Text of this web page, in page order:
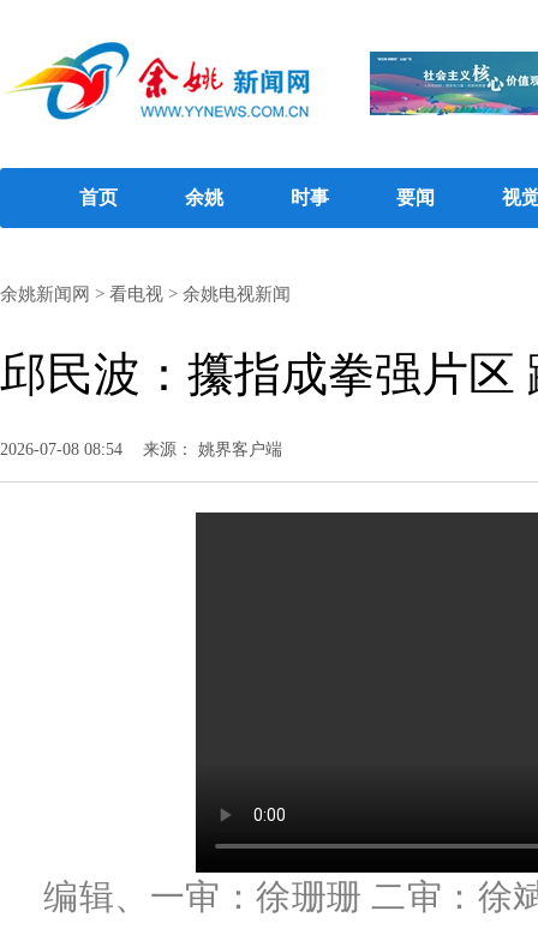
首页 余姚 时事 要闻 视
余姚新闻网 > 看电视 > 余姚电视新闻
邱民波：攥指成拳强片区
2026-07-08 08:54 来源： 姚界客户端
编辑、一审：徐珊珊 二审：徐